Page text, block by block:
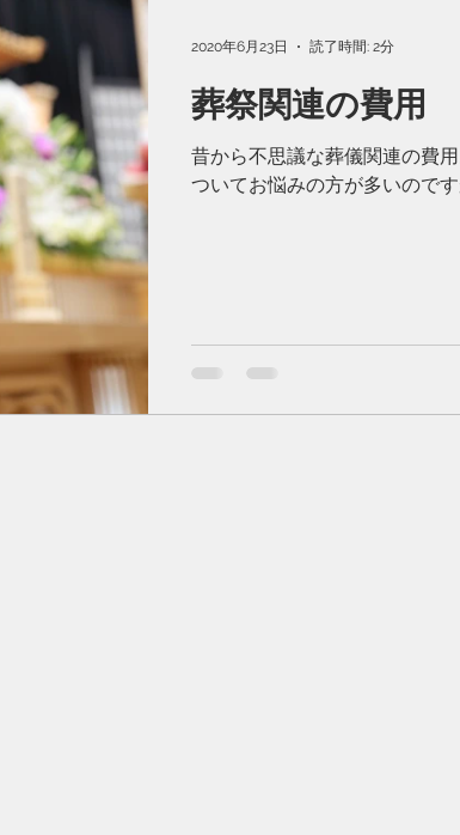
葬祭関連の費用
昔から不思議な葬儀関連の費
ついてお悩みの方が多いので
2020年6月23日 読了時間: 2分